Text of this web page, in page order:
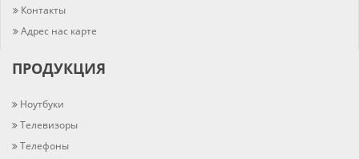
Контакты
Адрес нас карте
ПРОДУКЦИЯ
Ноутбуки
Телевизоры
Телефоны